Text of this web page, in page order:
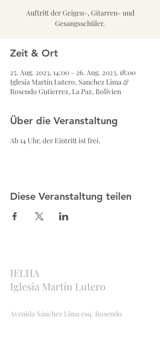
Auftritt der Geigen-, Gitarren- und
Gesangsschüler.
Zeit & Ort
25. Aug. 2023, 14:00 – 26. Aug. 2023, 18:00
Iglesia Martín Lutero, Sanchez Lima &
Rosendo Gutierrez, La Paz, Bolivien
Über die Veranstaltung
Ab 14 Uhr, der Eintritt ist frei.
Diese Veranstaltung teilen
IELHA
Iglesia Martín Lutero
Avenida Sánchez Lima esq. Rosendo